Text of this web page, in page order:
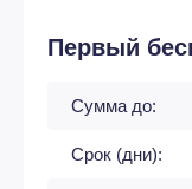
Первый
Сумма до:
Срок (дни):